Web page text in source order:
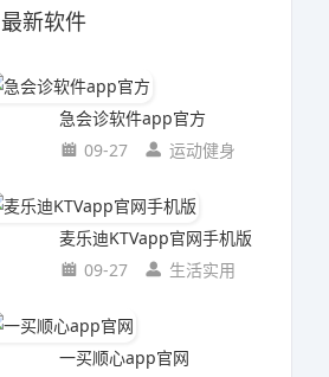
最新软件
急会诊软件app官方
09-27
运动健身
麦乐迪KTVapp官网手机版
09-27
生活实用
一买顺心app官网